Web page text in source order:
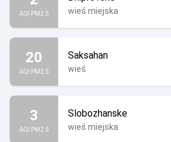
AQI PM2.5 wieś miejska
20
AQI PM2.5
Saksahan
wieś
3
AQI PM2.5
Slobozhanske
wieś miejska